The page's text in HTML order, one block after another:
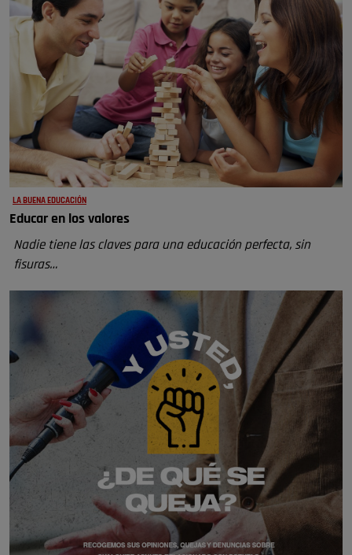
LA BUENA EDUCACIÓN
Educar en los valores
Nadie tiene las claves para una educación perfecta, sin
fisuras…